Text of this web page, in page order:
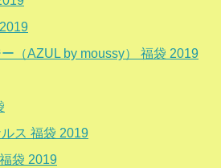
（AZUL by moussy） 福袋 2019
ス 福袋 2019
袋 2019